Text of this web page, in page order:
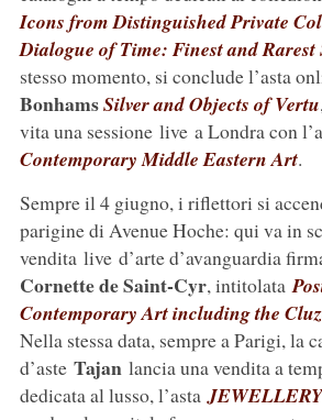
Icons from Distinguished Private
Dialogue of Time: Finest and Rarest
stesso momento, si conclude l’asta
BonhamsSilver and Objects of Vertu
vita una sessione live a Londra con
Contemporary Middle Eastern Art.
Sempre il 4 giugno, i riflettori si
parigine di Avenue Hoche: qui va in
vendita live d’arte d’avanguardia
Cornette de Saint-Cyr, intitolata
Contemporary Art including the
Nella stessa data, sempre a Parigi, la
d’aste Tajan lancia una vendita a
dedicata al lusso, l’asta